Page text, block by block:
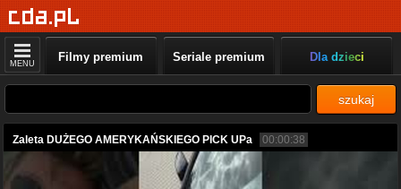
MENU Filmy premium Seriale premium Dla dzieci
szukaj
Zaleta DUŻEGO AMERYKAŃSKIEGO PICK UPa 00:00:38